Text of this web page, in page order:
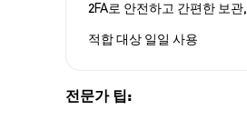
2FA로 안전하고 간편한 보관
적합 대상 일일 사용
전문가 팁: